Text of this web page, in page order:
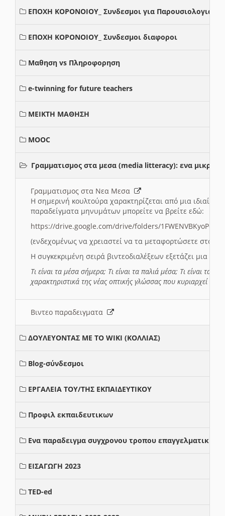
ΕΠΟΧΗ ΚΟΡΟΝΟΙΟΥ_ Συνδεσμοι για Παρουσιολογια
ΕΠΟΧΗ ΚΟΡΟΝΟΙΟΥ_ Συνδεσμοι διαφοροι
Μαθηση vs Πληροφορηση
e-twinning for future teachers
ΜΕΙΚΤΗ ΜΑΘΗΣΗ
MOOC
Γραμματισμος στα μεσα (media litteracy): ενα μικρο
Γραμματισμος στα Νεα Μεσα
Η σημερινή κουλτούρα χαρακτηρίζεται από μια
παραδείγματα μηνυμάτων μπορείτε να βρείτε εδώ:
https://drive.google.com/drive/folders/
(ενδεχομένως να χρειαστεί να τα μεταφορτώσετε στο
Η συγκεκριμένη σειρά βιντεοδιαλέξεων εξετάζει μια
Τι είναι τα μέσα σήμερα; Τι είναι τα παλιά μέσα; Τι είναι τα
χαρακτηριστικά της νέας οπτικής γλώσσας που κυριαρχεί
Βιντεο παραδειγματα
ΔΟΥΛΕΥΟΝΤΑΣ ΜΕ ΤΟ WIKI (ΚΟΛΛΙΑΣ)
Blog-σύνδεσμοι
ΕΡΓΑΛΕΙΑ ΤΟΥ/ΤΗΣ ΕΚΠΑΙΔΕΥΤΙΚΟΥ
Προφιλ εκπαιδευτικων
Ενα παραδειγμα συγχρονου τροπου επαγγελματικης
ΕΙΣΑΓΩΓΗ 2023
TED-ed